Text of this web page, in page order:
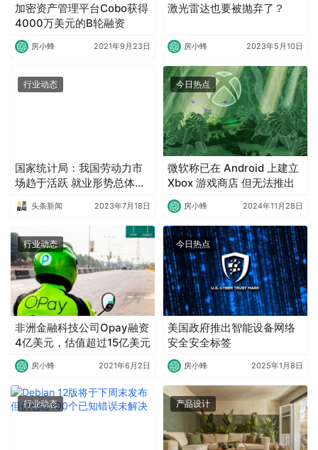
加密资产管理平台Cobo获得
4000万美元的B轮融资
房小蜂 2021年9月23日
激光雷达也要被抛弃了？
房小蜂 2023年5月10日
行业动态
国家统计局：我国劳动力市
场趋于活跃 就业形势总体改
头条新闻 2023年7月18日
今日热点
微软称已在 Android 上建立
Xbox 游戏商店 但无法推出
房小蜂 2024年11月28日
行业动态
非洲金融科技公司Opay融资
4亿美元，估值超过15亿美元
房小蜂 2021年6月2日
今日热点
美国政府推出智能设备网络
安全安全标签
房小蜂 2025年1月8日
行业动态 产品设计